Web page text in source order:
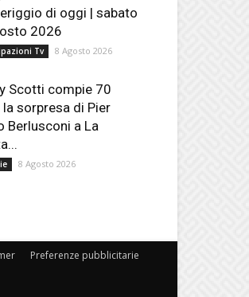
di oggi | sabato
2026
Tv 8 Agosto 2026
Scotti compie 70
la sorpresa di Pier
Berlusconi a La
8 Agosto 2026
Preferenze pubblicitarie